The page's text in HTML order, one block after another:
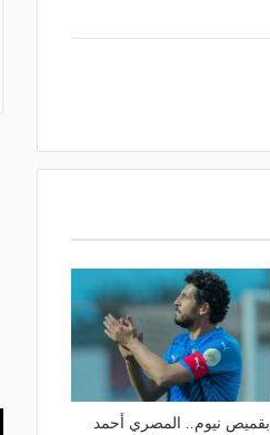
بقميص نيوم.. المصري أحمد